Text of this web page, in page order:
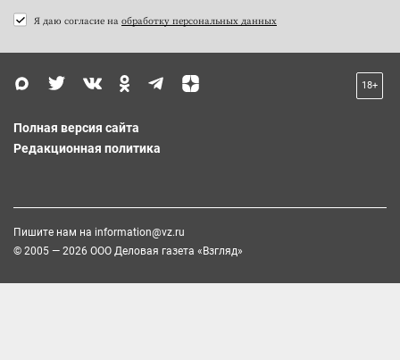
Я даю согласие на обработку персональных данных
18+
Полная версия сайта
Редакционная политика
Пишите нам на information@vz.ru
© 2005 — 2026 ООО Деловая газета «Взгляд»